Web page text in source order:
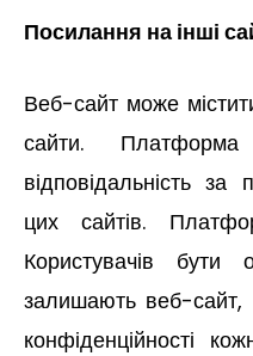
Посилання на інші
Веб-сайт може
сайти.
відповідальність за
цих сайтів.
Користувачів
залишають веб-сайт,
конфіденційності